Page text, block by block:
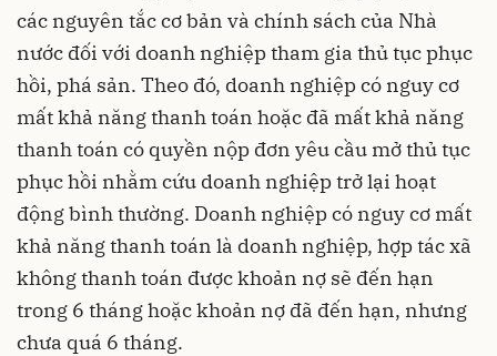
các nguyên tắc cơ bản và chính sách của Nhà
nước đối với doanh nghiệp tham gia thủ tục phục
hồi, phá sản. Theo đó, doanh nghiệp có nguy cơ
mất khả năng thanh toán hoặc đã mất khả năng
thanh toán có quyền nộp đơn yêu cầu mở thủ tục
phục hồi nhằm cứu doanh nghiệp trở lại hoạt
động bình thường. Doanh nghiệp có nguy cơ mất
khả năng thanh toán là doanh nghiệp, hợp tác xã
không thanh toán được khoản nợ sẽ đến hạn
trong 6 tháng hoặc khoản nợ đã đến hạn, nhưng
chưa quá 6 tháng.